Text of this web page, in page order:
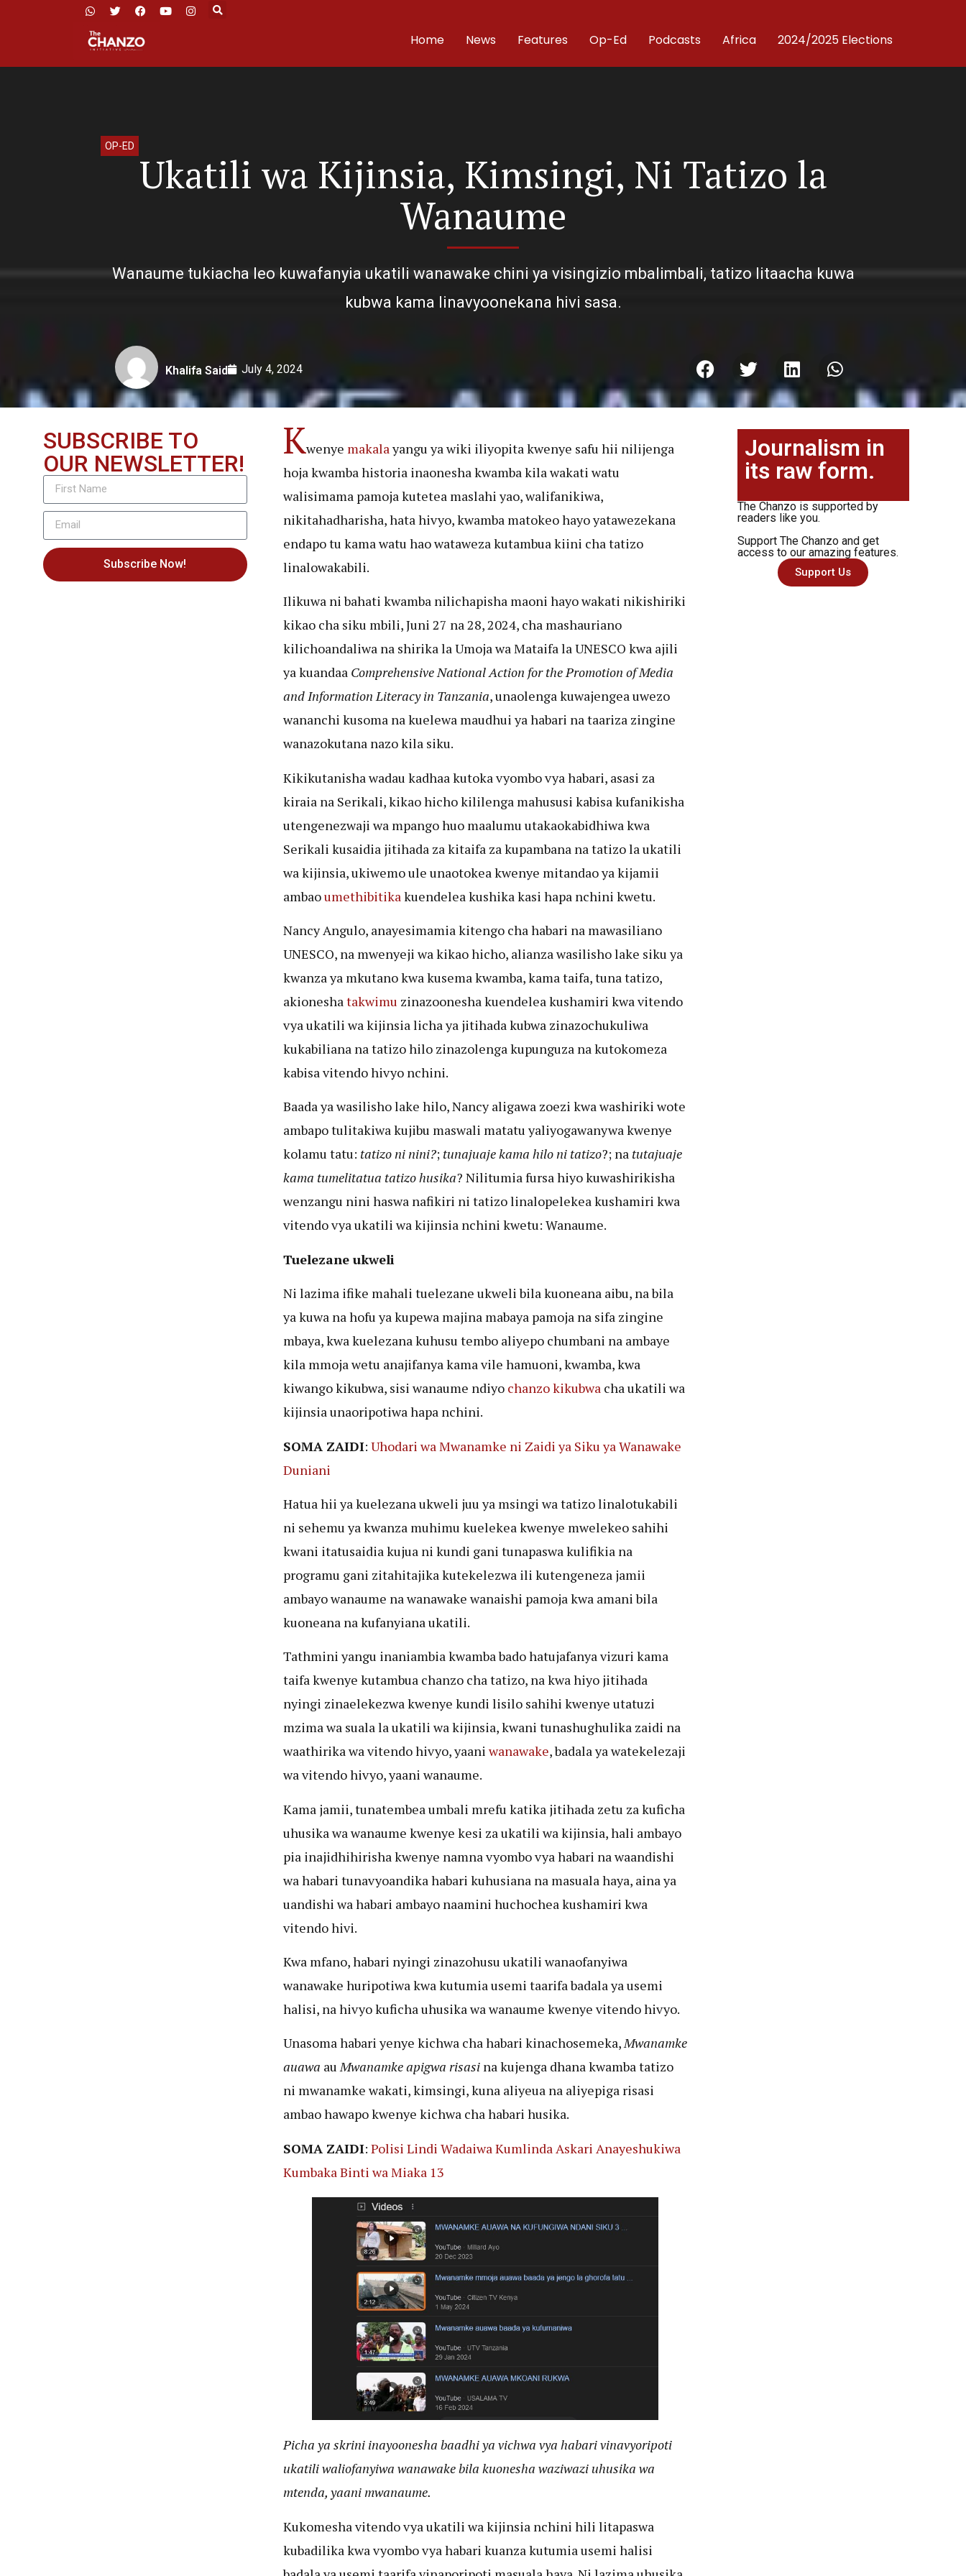
Home News Features Op-Ed Podcasts Africa 2024/2025 Elections
OP-ED
Ukatili wa Kijinsia, Kimsingi, Ni Tatizo la
Wanaume
Wanaume tukiacha leo kuwafanyia ukatili wanawake chini ya visingizio mbalimbali, tatizo litaacha kuwa
kubwa kama linavyoonekana hivi sasa.
Khalifa Said July 4, 2024
SUBSCRIBE TO
OUR NEWSLETTER!
Subscribe Now!
Kwenye makalayangu ya wiki iliyopita kwenye safu hii nilijenga
hoja kwamba historia inaonesha kwamba kila wakati watu
walisimama pamoja kutetea maslahi yao, walifanikiwa,
nikitahadharisha, hata hivyo, kwamba matokeo hayo yatawezekana
endapo tu kama watu hao wataweza kutambua kiini cha tatizo
linalowakabili.
Ilikuwa ni bahati kwamba nilichapisha maoni hayo wakati nikishiriki
kikao cha siku mbili, Juni 27 na 28, 2024, cha mashauriano
kilichoandaliwa na shirika la Umoja wa Mataifa la UNESCO kwa ajili
ya kuandaa Comprehensive National Action for the Promotion of Media
and Information Literacy in Tanzania, unaolenga kuwajengea uwezo
wananchi kusoma na kuelewa maudhui ya habari na taariza zingine
wanazokutana nazo kila siku.
Kikikutanisha wadau kadhaa kutoka vyombo vya habari, asasi za
kiraia na Serikali, kikao hicho kililenga mahususi kabisa kufanikisha
utengenezwaji wa mpango huo maalumu utakaokabidhiwa kwa
Serikali kusaidia jitihada za kitaifa za kupambana na tatizo la ukatili
wa kijinsia, ukiwemo ule unaotokea kwenye mitandao ya kijamii
ambaoumethibitika kuendelea kushika kasi hapa nchini kwetu.
Nancy Angulo, anayesimamia kitengo cha habari na mawasiliano
UNESCO, na mwenyeji wa kikao hicho, alianza wasilisho lake siku ya
kwanza ya mkutano kwa kusema kwamba, kama taifa, tuna tatizo,
akioneshatakwimu zinazoonesha kuendelea kushamiri kwa vitendo
vya ukatili wa kijinsia licha ya jitihada kubwa zinazochukuliwa
kukabiliana na tatizo hilo zinazolenga kupunguza na kutokomeza
kabisa vitendo hivyo nchini.
Baada ya wasilisho lake hilo, Nancy aligawa zoezi kwa washiriki wote
ambapo tulitakiwa kujibu maswali matatu yaliyogawanywa kwenye
kolamu tatu: tatizo ni nini?; tunajuaje kama hilo ni tatizo?; na tutajuaje
kama tumelitatua tatizo husika? Nilitumia fursa hiyo kuwashirikisha
wenzangu nini haswa nafikiri ni tatizo linalopelekea kushamiri kwa
vitendo vya ukatili wa kijinsia nchini kwetu: Wanaume.
Tuelezane ukweli
Ni lazima ifike mahali tuelezane ukweli bila kuoneana aibu, na bila
ya kuwa na hofu ya kupewa majina mabaya pamoja na sifa zingine
mbaya, kwa kuelezana kuhusu tembo aliyepo chumbani na ambaye
kila mmoja wetu anajifanya kama vile hamuoni, kwamba, kwa
kiwango kikubwa, sisi wanaume ndiyo chanzo kikubwacha ukatili wa
kijinsia unaoripotiwa hapa nchini.
SOMA ZAIDI: Uhodari wa Mwanamke ni Zaidi ya Siku ya Wanawake
Duniani
Hatua hii ya kuelezana ukweli juu ya msingi wa tatizo linalotukabili
ni sehemu ya kwanza muhimu kuelekea kwenye mwelekeo sahihi
kwani itatusaidia kujua ni kundi gani tunapaswa kulifikia na
programu gani zitahitajika kutekelezwa ili kutengeneza jamii
ambayo wanaume na wanawake wanaishi pamoja kwa amani bila
kuoneana na kufanyiana ukatili.
Tathmini yangu inaniambia kwamba bado hatujafanya vizuri kama
taifa kwenye kutambua chanzo cha tatizo, na kwa hiyo jitihada
nyingi zinaelekezwa kwenye kundi lisilo sahihi kwenye utatuzi
mzima wa suala la ukatili wa kijinsia, kwani tunashughulika zaidi na
waathirika wa vitendo hivyo, yaani wanawake, badala ya watekelezaji
wa vitendo hivyo, yaani wanaume.
Kama jamii, tunatembea umbali mrefu katika jitihada zetu za kuficha
uhusika wa wanaume kwenye kesi za ukatili wa kijinsia, hali ambayo
pia inajidhihirisha kwenye namna vyombo vya habari na waandishi
wa habari tunavyoandika habari kuhusiana na masuala haya, aina ya
uandishi wa habari ambayo naamini huchochea kushamiri kwa
vitendo hivi.
Kwa mfano, habari nyingi zinazohusu ukatili wanaofanyiwa
wanawake huripotiwa kwa kutumia usemi taarifa badala ya usemi
halisi, na hivyo kuficha uhusika wa wanaume kwenye vitendo hivyo.
Unasoma habari yenye kichwa cha habari kinachosemeka,Mwanamke
auawa auMwanamke apigwa risasina kujenga dhana kwamba tatizo
ni mwanamke wakati, kimsingi, kuna aliyeua na aliyepiga risasi
ambao hawapo kwenye kichwa cha habari husika.
SOMA ZAIDI: Polisi Lindi Wadaiwa Kumlinda Askari Anayeshukiwa
Kumbaka Binti wa Miaka 13
Picha ya skrini inayoonesha baadhi ya vichwa vya habari vinavyoripoti
ukatili waliofanyiwa wanawake bila kuonesha waziwazi uhusika wa
mtenda, yaani mwanaume.
Kukomesha vitendo vya ukatili wa kijinsia nchini hili litapaswa
kubadilika kwa vyombo vya habari kuanza kutumia usemi halisi
Journalism in
its raw form.
The Chanzo is supported by
readers like you.
Support The Chanzo and get
access to our amazing features.
Support Us